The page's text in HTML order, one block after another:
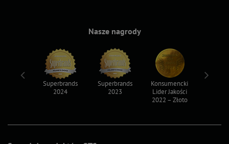
Nasze nagrody
Superbrands
2024
Superbrands
2023
Konsumencki
Lider Jakości
2022 – Złoto